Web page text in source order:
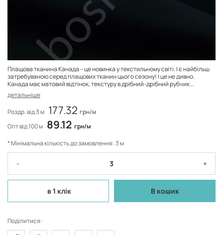
Плащова тканина Канада – це новинка у текстильному світі. І є найбільш
затребуваною серед плащових тканин цього сезону! І це не дивно.
Канада має матовий відтінок, текстуру в дрібний-дрібний рубчик...
детальніше
Роздр. від 3 м 177.32 грн/м
Опт від 100 м 89.12 грн/м
* Мінімальна кількість до замовлення: 3 м
- +
в 1 клік В кошик
Поділитися: